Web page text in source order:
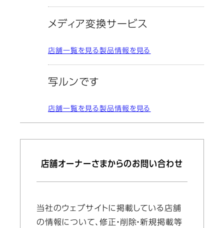
メディア変換サービス
店舗一覧を見る製品情報を見る
写ルンです
店舗一覧を見る製品情報を見る
店舗オーナーさまからのお問い合わせ
当社のウェブサイトに掲載している店舗
の情報について、修正・削除・新規掲載等